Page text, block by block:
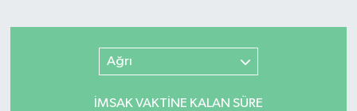
Ağrı
İMSAK VAKTİNE KALAN SÜRE
Tüm Manşetler